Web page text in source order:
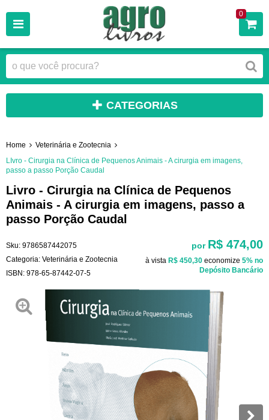
0
CATEGORIAS
Home
Veterinária e Zootecnia
LIvro - Cirurgia na Clínica de Pequenos Animais - A cirurgia em imagens,
passo a passo Porção Caudal
Livro - Cirurgia na Clínica de Pequenos
Animais - A cirurgia em imagens, passo a
passo Porção Caudal
Sku: 9786587442075
Categoria: Veterinária e Zootecnia
ISBN: 978-65-87442-07-5
por R$ 474,00
à vista R$ 450,30 economize 5% no
Depósito Bancário